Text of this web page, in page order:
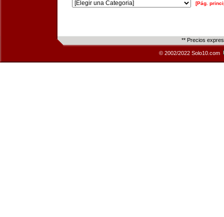
[Pág.
** Precios
© 2002/2022 Solo10.com